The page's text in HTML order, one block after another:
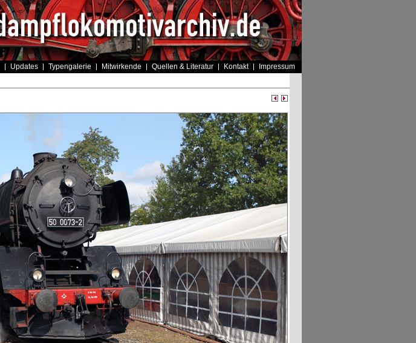
Updates Typengalerie Mitwirkende Quellen & Literatur Kontakt Impressum